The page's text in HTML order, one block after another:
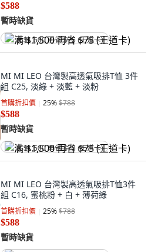
$588
暫時缺貨
满 $1,500 再省 $75 (王道卡)
MI MI LEO 台灣製高透氣吸排T恤 3件
組 C25, 淡綠 + 淡藍 + 淡粉
首購折扣價 25%$788
$588
暫時缺貨
满 $1,500 再省 $75 (王道卡)
MI MI LEO 台灣製高透氣吸排T恤3件
組 C16, 蜜桃粉 + 白 + 薄荷綠
首購折扣價 25%$788
$588
暫時缺貨